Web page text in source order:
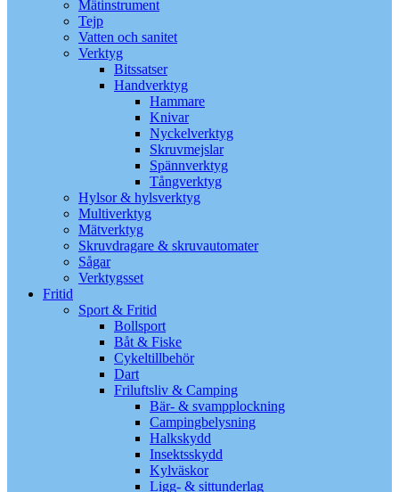
Mätinstrument
Tejp
Vatten och sanitet
Verktyg
Bitssatser
Handverktyg
Hammare
Knivar
Nyckelverktyg
Skruvmejslar
Spännverktyg
Tångverktyg
Hylsor & hylsverktyg
Multiverktyg
Mätverktyg
Skruvdragare & skruvautomater
Sågar
Verktygsset
Fritid
Sport & Fritid
Bollsport
Båt & Fiske
Cykeltillbehör
Dart
Friluftsliv & Camping
Bär- & svampplockning
Campingbelysning
Halkskydd
Insektsskydd
Kylväskor
Ligg- & sittunderlag